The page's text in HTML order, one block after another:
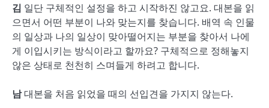
김 일단 구체적인 설정을 하고 시작하진 않고요. 대본을 읽
으면서 어떤 부분이 나와 맞는지를 찾습니다. 배역 속 인물
의 일상과 나의 일상이 맞아떨어지는 부분을 찾아서 나에
게 이입시키는 방식이라고 할까요? 구체적으로 정해놓지
않은 상태로 천천히 스며들게 하려고 합니다.
남대본을 처음 읽었을 때의 선입견을 가지지 않는다.